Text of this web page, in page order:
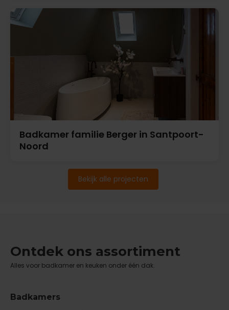
Badkamer familie Berger in Santpoort-
Noord
Bekijk alle projecten
Ontdek ons assortiment
Alles voor badkamer en keuken onder één dak.
Badkamers